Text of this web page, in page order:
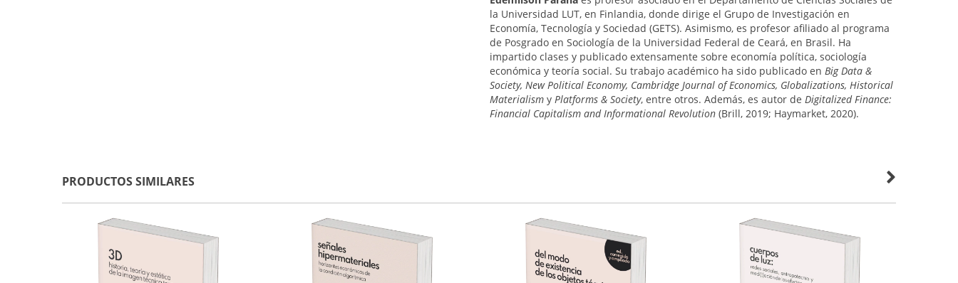
la Universidad LUT, en Finlandia, donde dirige el Grupo de Investigación en
Economía, Tecnología y Sociedad (GETS). Asimismo, es profesor afiliado al programa
de Posgrado en Sociología de la Universidad Federal de Ceará, en Brasil. Ha
impartido clases y publicado extensamente sobre economía política, sociología
económica y teoría social. Su trabajo académico ha sido publicado en Big Data &
Society, New Political Economy, Cambridge Journal of Economics, Globalizations, Historical
Materialism y Platforms & Society, entre otros. Además, es autor de Digitalized Finance:
Financial Capitalism and Informational Revolution (Brill, 2019; Haymarket, 2020).
PRODUCTOS SIMILARES